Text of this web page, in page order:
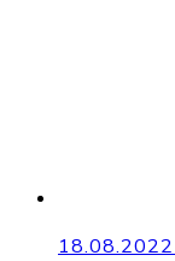
18.08.2022